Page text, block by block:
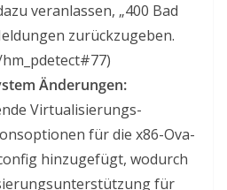
veranlassen, „400 Bad
zurückzugeben.
Änderungen:
Virtualisierungs-
für die x86-Ova-
hinzugefügt, wodurch
für